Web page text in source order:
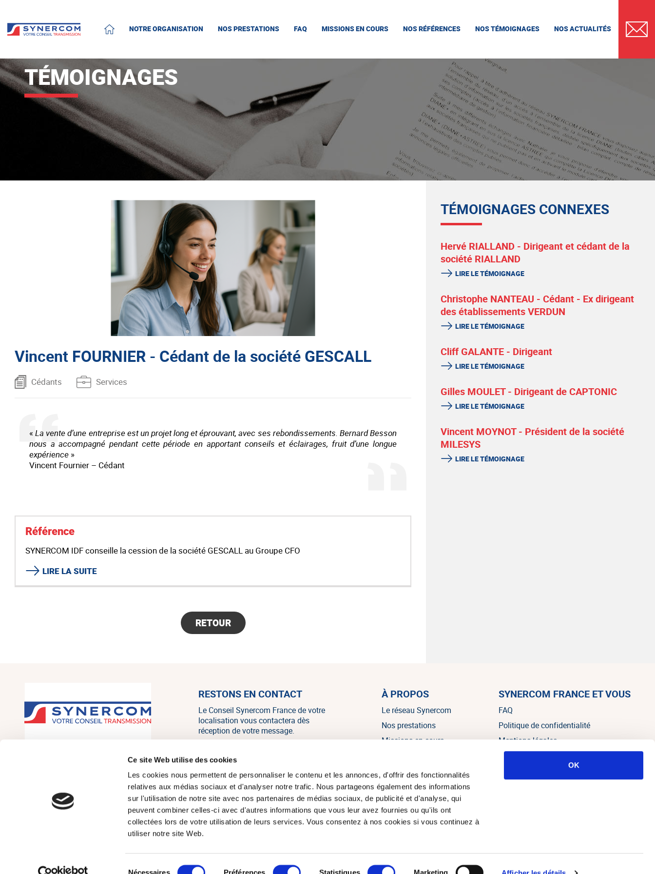
Ce site Web utilise des cookies
Les cookies nous permettent de personnaliser le contenu et les annonces, d'offrir des fonctionnalités
relatives aux médias sociaux et d'analyser notre trafic. Nous partageons également des informations
sur l'utilisation de notre site avec nos partenaires de médias sociaux, de publicité et d'analyse, qui
peuvent combiner celles-ci avec d'autres informations que vous leur avez fournies ou qu'ils ont
collectées lors de votre utilisation de leurs services. Vous consentez à nos cookies si vous continuez à
utiliser notre site Web.
Nécessaires Préférences Statistiques Marketing
OK
ACCUEIL
NOTRE ORGANISATION NOS PRESTATIONS FAQ MISSIONS EN COURS NOS RÉFÉRENCES NOS TÉMOIGNAGES NOS ACTUALITÉS
TÉMOIGNAGES
Vincent FOURNIER - Cédant de la société GESCALL
Cédants Services
«La vente d’une entreprise est un projet long et éprouvant, avec ses rebondissements. Bernard Besson
nous a accompagné pendant cette période en apportant conseils et éclairages, fruit d’une longue
expérience »
Vincent Fournier – Cédant
Référence
SYNERCOM IDF conseille la cession de la société GESCALL au Groupe CFO
LIRE LA SUITE
RETOUR
TÉMOIGNAGES CONNEXES
Hervé RIALLAND - Dirigeant et cédant de la
société RIALLAND
LIRE LE TÉMOIGNAGE
Christophe NANTEAU - Cédant - Ex dirigeant
des établissements VERDUN
LIRE LE TÉMOIGNAGE
Cliff GALANTE - Dirigeant
LIRE LE TÉMOIGNAGE
Gilles MOULET - Dirigeant de CAPTONIC
LIRE LE TÉMOIGNAGE
Vincent MOYNOT - Président de la société
MILESYS
LIRE LE TÉMOIGNAGE
SYNERCOM France est un réseau
transmission, cession et acquisition
associés, consultants et salariés sur
tout le territoire, et un des leaders
français indépendants sur le marché
RESTONS EN CONTACT
Le Conseil Synercom France de votre
localisation vous contactera dès
réception de votre message.
NOUS CONTACTER
À PROPOS
Le réseau Synercom
Nos prestations
Missions en cours
Nos témoignages
Nos actualités
SYNERCOM FRANCE ET VOUS
FAQ
Politique de confidentialité
Mentions légales
© Réseau Synercom France 2026. Tous droits réservés. Réalisation du site : Agence web Alteo Paris